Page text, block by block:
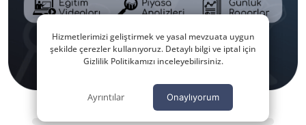
Hizmetlerimizi geliştirmek ve yasal mevzuata uygun
şekilde çerezler kullanıyoruz. Detaylı bilgi ve iptal için
Gizlilik Politikamızı inceleyebilirsiniz.
Ayrıntılar Onaylıyorum